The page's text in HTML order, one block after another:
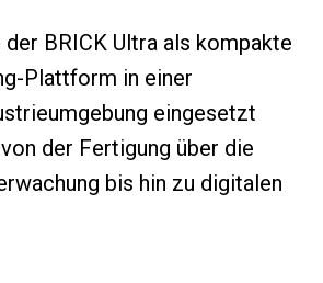
BRICK Ultra als kompakte
Plattform in einer
eingesetzt
der Fertigung über die
bis hin zu digitalen